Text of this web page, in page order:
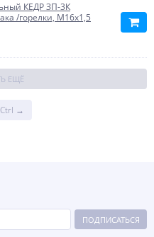
КЕДР ЗП-3К
/горелки, М16х1,5
ЕЩЁ
Ctrl →
ПОДПИСАТЬСЯ